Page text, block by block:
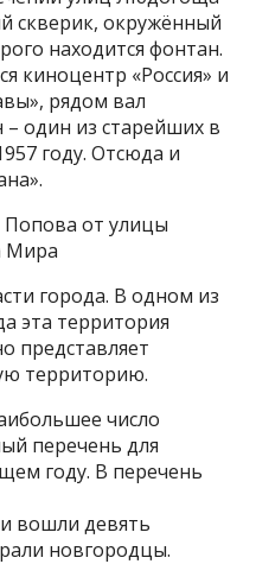
скверик, окружённый
находится фонтан.
киноцентр «Россия» и
рядом вал
один из старейших в
году. Отсюда и
от улицы
Мира
города. В одном из
эта территория
представляет
территорию.
число
перечень для
году. В перечень
вошли девять
новгородцы.